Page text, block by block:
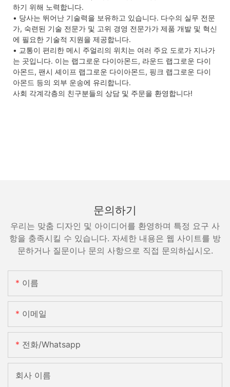
하기 위해 노력합니다.
• 당사는 뛰어난 기술력을 보유하고 있습니다. 다수의 실무 전문
가, 숙련된 기술 전문가 및 고위 경영 전문가가 제품 개발 및 혁신
에 필요한 기술적 지원을 제공합니다.
• 교통이 편리한 메시 주얼리의 위치는 여러 주요 도로가 지나가
는 곳입니다. 이는 랩그로운 다이아몬드, 라운드 랩그로운 다이
아몬드, 팬시 셰이프 랩그로운 다이아몬드, 핑크 랩그로운 다이
아몬드 등의 외부 운송에 유리합니다.
사회 각계각층의 친구분들의 상담 및 주문을 환영합니다!
문의하기
우리는 맞춤 디자인 및 아이디어를 환영하며 특정 요구 사
항을 충족시킬 수 있습니다. 자세한 내용은 웹 사이트를 방
문하거나 질문이나 문의 사항으로 직접 문의하십시오.
이름
이메일
전화/whatsapp
회사 이름